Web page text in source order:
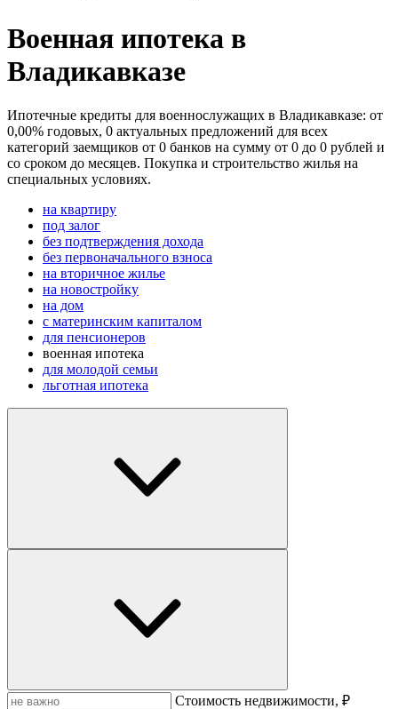
Военная ипотека в
Владикавказе
Ипотечные кредиты для военнослужащих в Владикавказе: от
0,00% годовых, 0 актуальных предложений для всех
категорий заемщиков от 0 банков на сумму от 0 до 0 рублей и
со сроком до месяцев. Покупка и строительство жилья на
специальных условиях.
на квартиру
под залог
без подтверждения дохода
без первоначального взноса
на вторичное жилье
на новостройку
на дом
с материнским капиталом
для пенсионеров
военная ипотека
для молодой семьи
льготная ипотека
Стоимость недвижимости, ₽